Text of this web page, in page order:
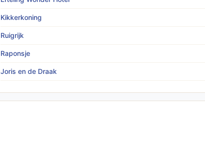
Kikkerkoning
Ruigrijk
Raponsje
Joris en de Draak